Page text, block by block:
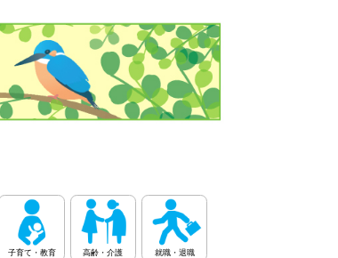
子育て・教育 高齢・介護 就職・退職